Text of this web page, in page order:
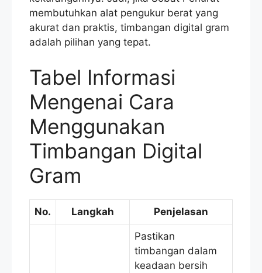
membutuhkan alat pengukur berat yang
akurat dan praktis, timbangan digital gram
adalah pilihan yang tepat.
Tabel Informasi
Mengenai Cara
Menggunakan
Timbangan Digital
Gram
No. Langkah Penjelasan
Pastikan
timbangan dalam
keadaan bersih